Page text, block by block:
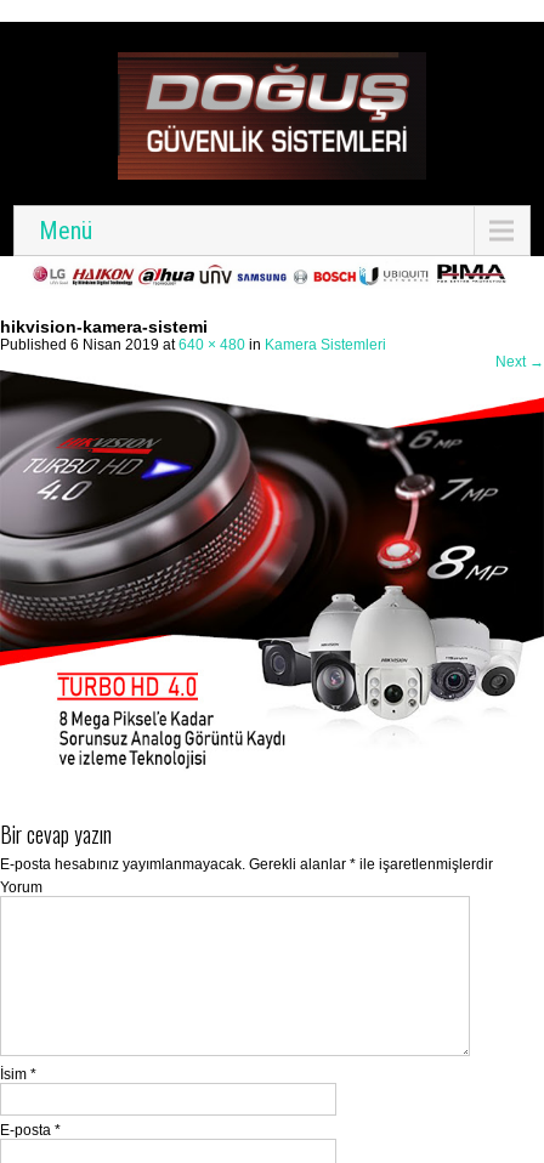
Menü
hikvision-kamera-sistemi
Published 6 Nisan 2019 at640 × 480 in Kamera Sistemleri
Next →
Bir cevap yazın
E-posta hesabınız yayımlanmayacak. Gerekli alanlar * ile işaretlenmişlerdir
Yorum
İsim *
E-posta *